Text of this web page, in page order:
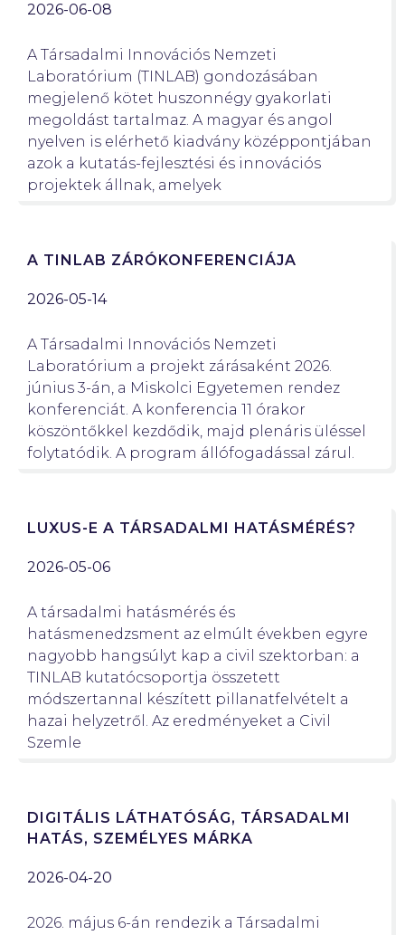
2026-06-08
A Társadalmi Innovációs Nemzeti
Laboratórium (TINLAB) gondozásában
megjelenő kötet huszonnégy gyakorlati
megoldást tartalmaz. A magyar és angol
nyelven is elérhető kiadvány középpontjában
azok a kutatás-fejlesztési és innovációs
projektek állnak, amelyek
A TINLAB ZÁRÓKONFERENCIÁJA
2026-05-14
A Társadalmi Innovációs Nemzeti
Laboratórium a projekt zárásaként 2026.
június 3-án, a Miskolci Egyetemen rendez
konferenciát. A konferencia 11 órakor
köszöntőkkel kezdődik, majd plenáris üléssel
folytatódik. A program állófogadással zárul.
LUXUS-E A TÁRSADALMI HATÁSMÉRÉS?
2026-05-06
A társadalmi hatásmérés és
hatásmenedzsment az elmúlt években egyre
nagyobb hangsúlyt kap a civil szektorban: a
TINLAB kutatócsoportja összetett
módszertannal készített pillanatfelvételt a
hazai helyzetről. Az eredményeket a Civil
Szemle
DIGITÁLIS LÁTHATÓSÁG, TÁRSADALMI
HATÁS, SZEMÉLYES MÁRKA
2026-04-20
2026. május 6-án rendezik a Társadalmi